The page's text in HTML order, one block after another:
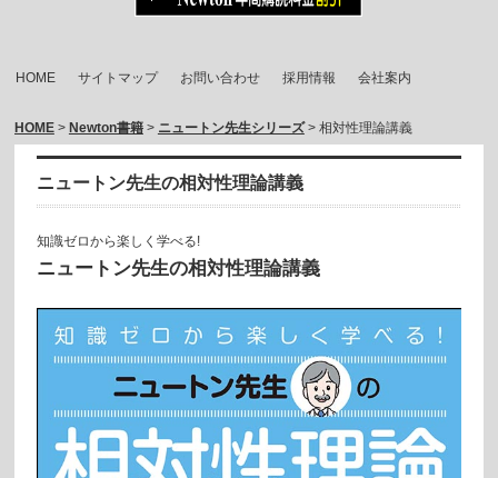
HOME サイトマップ お問い合わせ 採用情報 会社案内
HOME> Newton書籍> ニュートン先生シリーズ> 相対性理論講義
ニュートン先生の相対性理論講義
知識ゼロから楽しく学べる!
ニュートン先生の相対性理論講義